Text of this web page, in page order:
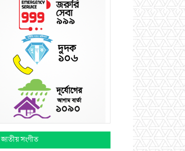
জাতীয় সংগীত